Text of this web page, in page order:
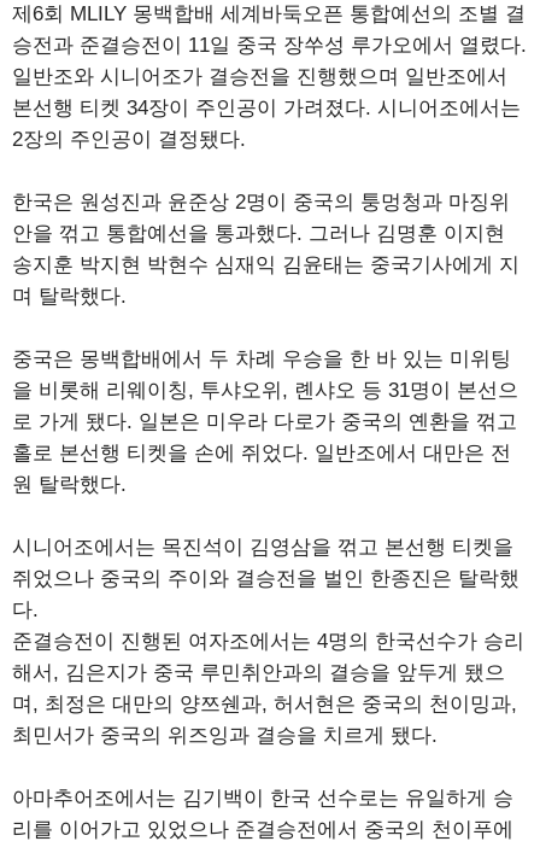
제6회 MLILY 몽백합배 세계바둑오픈 통합예선의 조별 결
승전과 준결승전이 11일 중국 장쑤성 루가오에서 열렸다.
일반조와 시니어조가 결승전을 진행했으며 일반조에서
본선행 티켓 34장이 주인공이 가려졌다. 시니어조에서는
2장의 주인공이 결정됐다.
한국은 원성진과 윤준상 2명이 중국의 퉁멍청과 마징위
안을 꺾고 통합예선을 통과했다. 그러나 김명훈 이지현
송지훈 박지현 박현수 심재익 김윤태는 중국기사에게 지
며 탈락했다.
중국은 몽백합배에서 두 차례 우승을 한 바 있는 미위팅
을 비롯해 리웨이칭, 투샤오위, 롄샤오 등 31명이 본선으
로 가게 됐다. 일본은 미우라 다로가 중국의 옌환을 꺾고
홀로 본선행 티켓을 손에 쥐었다. 일반조에서 대만은 전
원 탈락했다.
시니어조에서는 목진석이 김영삼을 꺾고 본선행 티켓을
쥐었으나 중국의 주이와 결승전을 벌인 한종진은 탈락했
다.
준결승전이 진행된 여자조에서는 4명의 한국선수가 승리
해서, 김은지가 중국 루민취안과의 결승을 앞두게 됐으
며, 최정은 대만의 양쯔쉔과, 허서현은 중국의 천이밍과,
최민서가 중국의 위즈잉과 결승을 치르게 됐다.
아마추어조에서는 김기백이 한국 선수로는 유일하게 승
리를 이어가고 있었으나 준결승전에서 중국의 천이푸에